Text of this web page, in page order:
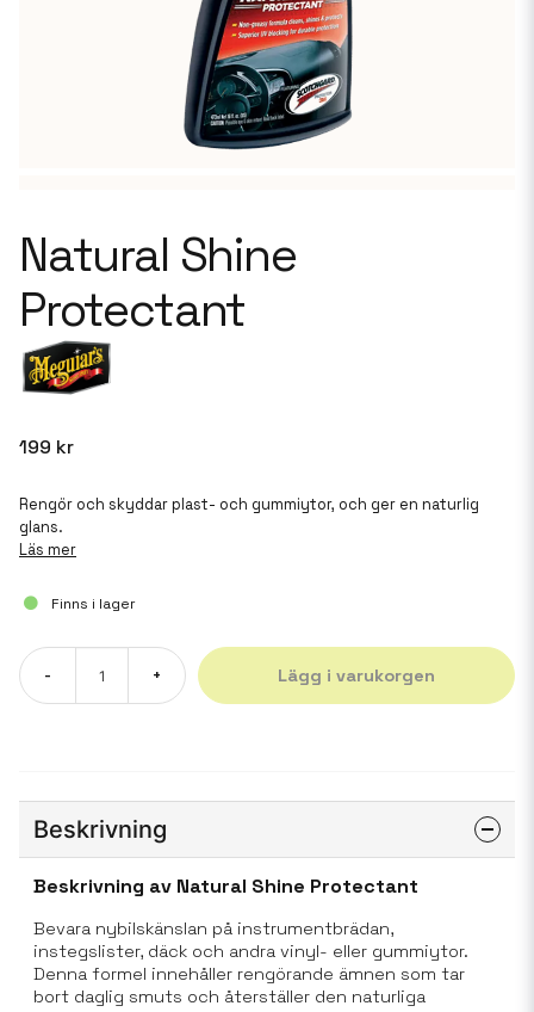
Natural Shine
Protectant
199 kr
Rengör och skyddar plast- och gummiytor, och ger en naturlig
glans.
Läs mer
Finns i lager
- + Lägg i varukorgen
Beskrivning
Beskrivning av Natural Shine Protectant
Bevara nybilskänslan på instrumentbrädan,
instegslister, däck och andra vinyl- eller gummiytor.
Denna formel innehåller rengörande ämnen som tar
bort daglig smuts och återställer den naturliga